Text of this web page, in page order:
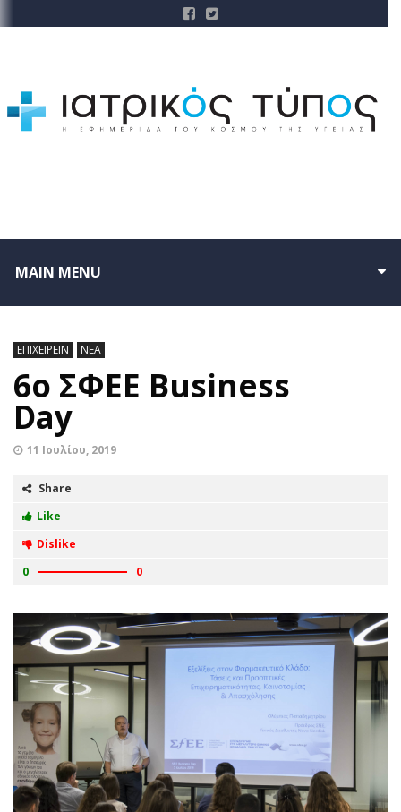
MAIN MENU
ΕΠΙΧΕΙΡΕΙΝ ΝΕΑ
6ο ΣΦΕΕ Business
Day
11 Ιουλίου, 2019
Share
Like
Dislike
0
0